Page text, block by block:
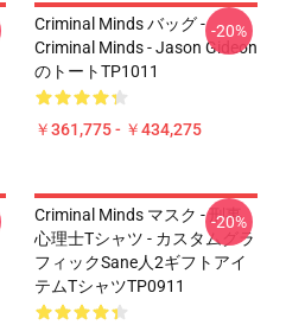
Criminal Minds バッグ -
Criminal Minds - Jason Gideon
のトートTP1011
￥361,775 - ￥434,275
-20%
Criminal Minds マスク - 刑事
心理士Tシャツ - カスタムグラ
フィックSane人2ギフトアイ
テムTシャツTP0911
-20%